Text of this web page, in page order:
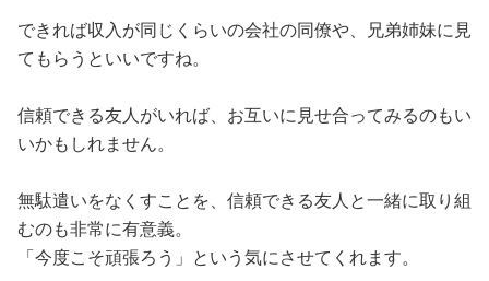
できれば収入が同じくらいの会社の同僚や、兄弟姉妹に見
てもらうといいですね。
信頼できる友人がいれば、お互いに見せ合ってみるのもい
いかもしれません。
無駄遣いをなくすことを、信頼できる友人と一緒に取り組
むのも非常に有意義。
「今度こそ頑張ろう」という気にさせてくれます。